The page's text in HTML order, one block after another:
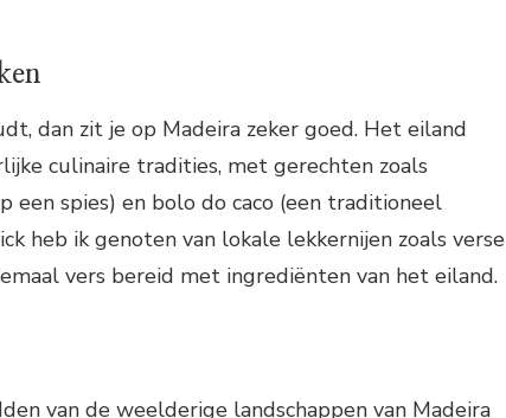
dan zit je op Madeira zeker goed. Het eiland
culinaire tradities, met gerechten zoals
een spies) en bolo do caco (een traditioneel
heb ik genoten van lokale lekkernijen zoals verse
vers bereid met ingrediënten van het eiland.
van de weelderige landschappen van Madeira